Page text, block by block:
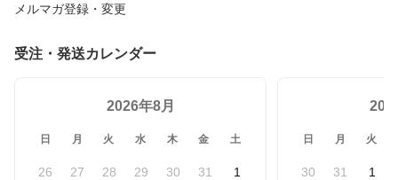
メルマガ登録・変更
受注・発送カレンダー
2026年8月
日 月 火 水 木 金 土
26 27 28 29 30 31 1
日 月 火
30 31 1